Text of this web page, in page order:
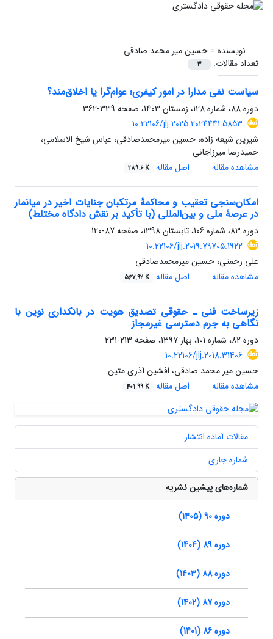
نویسنده =حسین میر محمد صادقی
تعداد مقالات:
3
سیاست نفی مدارا در امور کیفری؛ عوام‌گرا یا اخلاق‌مند؟
دوره 88، شماره 128، زمستان 1403، صفحه
339-362
10.22106/jlj.2025.2024441.5853
شیرین شیعه زاده، حسین میرمحمدصادقی، عباس شیخ الاسلامی،
حمیدرضا میرزاجانی
مشاهده مقاله
اصل مقاله 289.6 K
امکان‌سنجی تعقیب و محاکمۀ مرتکبان جنایات اخیر در میانمار
در عرصۀ ملی و بین‌المللی (با تأکید بر نقش دادگاه مختلط)
دوره 83، شماره 106، تابستان 1398، صفحه
87-120
10.22106/jlj.2019.79705.1922
علی رحمتی، حسین میرمحمدصادقی
مشاهده مقاله
اصل مقاله 567.92 K
زیرساخت فنی ـ حقوقی تصدیق هویت در بانکداری نوین با
نگاهی به جرم دسترسی غیرمجاز
دوره 82، شماره 101، بهار 1397، صفحه
213-231
10.22106/jlj.2018.31406
حسین میر محمد صادقی، افشین آذری متین
مشاهده مقاله
اصل مقاله 401.99 K
مقالات آماده انتشار
شماره جاری
شماره‌های پیشین نشریه
دوره 90 (1405)
دوره 89 (1404)
دوره 88 (1403)
دوره 87 (1402)
دوره 86 (1401)